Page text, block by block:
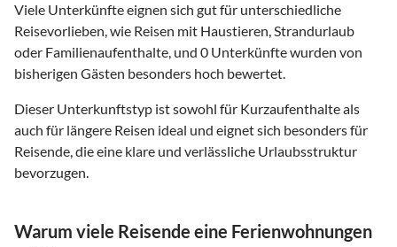
Viele Unterkünfte eignen sich gut für unterschiedliche
Reisevorlieben, wie Reisen mit Haustieren, Strandurlaub
oder Familienaufenthalte, und 0 Unterkünfte wurden von
bisherigen Gästen besonders hoch bewertet.
Dieser Unterkunftstyp ist sowohl für Kurzaufenthalte als
auch für längere Reisen ideal und eignet sich besonders für
Reisende, die eine klare und verlässliche Urlaubsstruktur
bevorzugen.
Warum viele Reisende eine Ferienwohnungen